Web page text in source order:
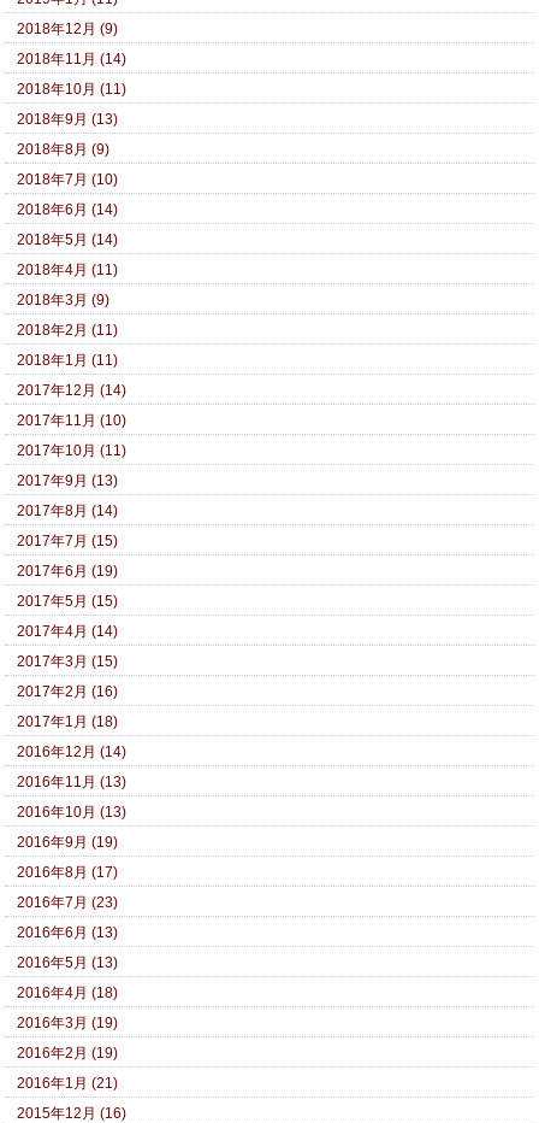
2018年12月 (9)
2018年11月 (14)
2018年10月 (11)
2018年9月 (13)
2018年8月 (9)
2018年7月 (10)
2018年6月 (14)
2018年5月 (14)
2018年4月 (11)
2018年3月 (9)
2018年2月 (11)
2018年1月 (11)
2017年12月 (14)
2017年11月 (10)
2017年10月 (11)
2017年9月 (13)
2017年8月 (14)
2017年7月 (15)
2017年6月 (19)
2017年5月 (15)
2017年4月 (14)
2017年3月 (15)
2017年2月 (16)
2017年1月 (18)
2016年12月 (14)
2016年11月 (13)
2016年10月 (13)
2016年9月 (19)
2016年8月 (17)
2016年7月 (23)
2016年6月 (13)
2016年5月 (13)
2016年4月 (18)
2016年3月 (19)
2016年2月 (19)
2016年1月 (21)
2015年12月 (16)